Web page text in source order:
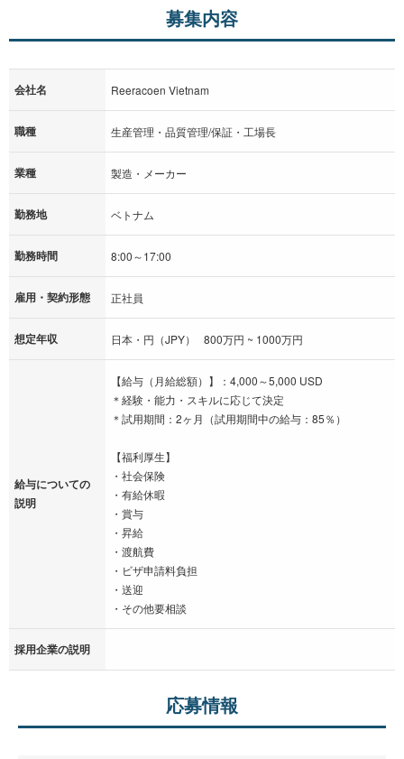
募集内容
会社名 Reeracoen Vietnam
職種 生産管理・品質管理/保証・工場長
業種 製造・メーカー
勤務地 ベトナム
勤務時間 8:00～17:00
雇用・契約形態 正社員
想定年収 日本・円（JPY） 800万円 ~ 1000万円
給与についての
説明
【給与（月給総額）】：4,000～5,000 USD
＊経験・能力・スキルに応じて決定
＊試用期間：2ヶ月（試用期間中の給与：85％）
【福利厚生】
・社会保険
・有給休暇
・賞与
・昇給
・渡航費
・ビザ申請料負担
・送迎
・その他要相談
採用企業の説明
応募情報